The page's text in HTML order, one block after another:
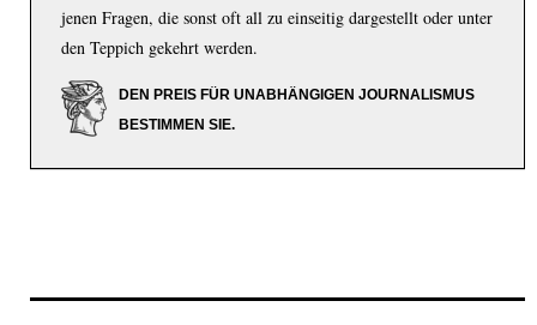
jenen Fragen, die sonst oft all zu einseitig dargestellt oder unter
den Teppich gekehrt werden.
DEN PREIS FÜR UNABHÄNGIGEN JOURNALISMUS
BESTIMMEN SIE.